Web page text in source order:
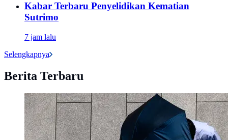
Kabar Terbaru Penyelidikan Kematian
Sutrimo
7 jam lalu
Selengkapnya
Berita Terbaru